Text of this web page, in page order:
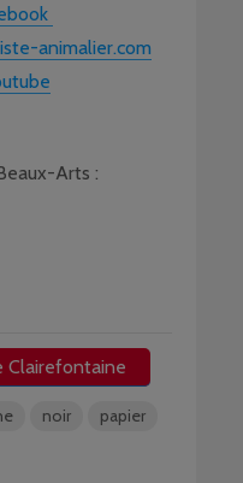
animalier.com
Arts :
Clairefontaine
noir papier